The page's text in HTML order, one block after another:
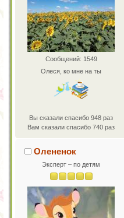
Сообщений: 1549
Олеся, ко мне на ты
Вы сказали спасибо 948 раз
Вам сказали спасибо 740 раз
Олененок
Эксперт – по детям